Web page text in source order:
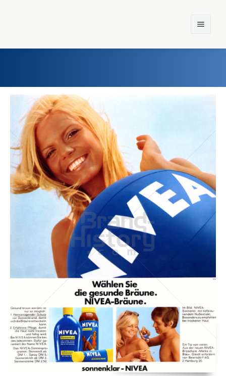
Einst und Heute
Marken
Konzerne
Epoche